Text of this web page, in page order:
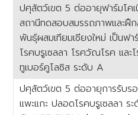
ปศุสัตว์เขต 5 ต่ออายุฟาร์มโค
สถานีทดสอบสมรรถภาพและฝึ
พันธุ์ผสมเทียมเชียงใหม่ เป็นฟ
โรคบรูเซลลา โรควัณโรค และ
ทูเบอร์คูโลซิส ระดับ A
ปศุสัตว์เขต 5 ต่ออายุการรับร
แพะแกะ ปลอดโรคบรูเซลลา ร